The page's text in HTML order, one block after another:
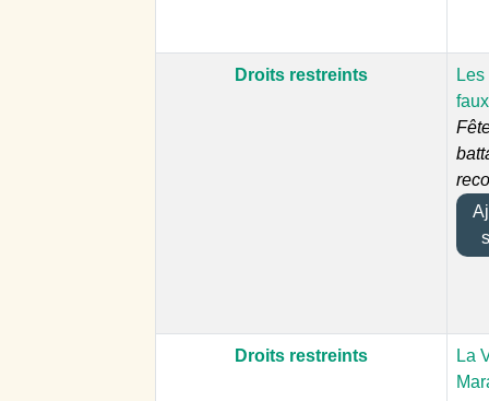
Droits restreints
faux
Droits restreints
La